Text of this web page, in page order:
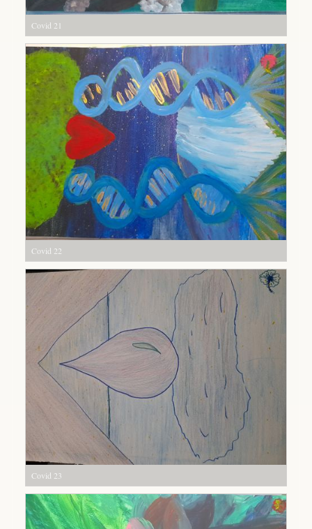
Covid 21
Covid 22
Covid 23